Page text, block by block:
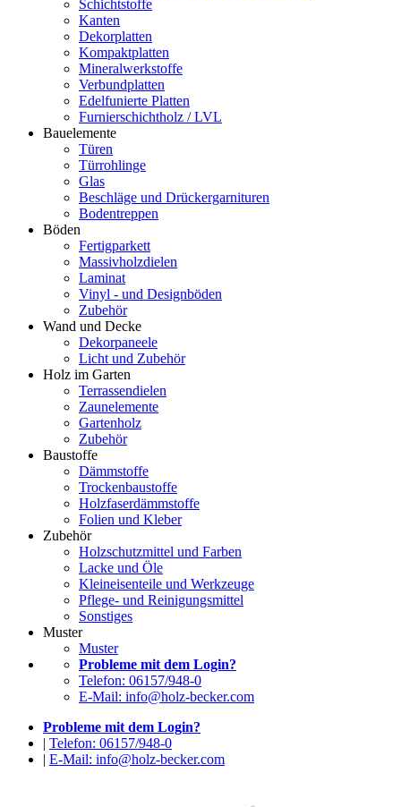
Schichtstoffe
Kanten
Dekorplatten
Kompaktplatten
Mineralwerkstoffe
Verbundplatten
Edelfunierte Platten
Furnierschichtholz / LVL
Bauelemente
Türen
Türrohlinge
Glas
Beschläge und Drückergarnituren
Bodentreppen
Böden
Fertigparkett
Massivholzdielen
Laminat
Vinyl - und Designböden
Zubehör
Wand und Decke
Dekorpaneele
Licht und Zubehör
Holz im Garten
Terrassendielen
Zaunelemente
Gartenholz
Zubehör
Baustoffe
Dämmstoffe
Trockenbaustoffe
Holzfaserdämmstoffe
Folien und Kleber
Zubehör
Holzschutzmittel und Farben
Lacke und Öle
Kleineisenteile und Werkzeuge
Pflege- und Reinigungsmittel
Sonstiges
Muster
Muster
Probleme mit dem Login?
Telefon: 06157/948-0
E-Mail: info@holz-becker.com
Probleme mit dem Login?
| Telefon: 06157/948-0
| E-Mail: info@holz-becker.com